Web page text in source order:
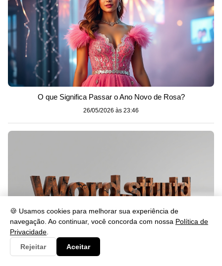
🍪 Usamos cookies para melhorar sua experiência de
navegação. Ao continuar, você concorda com nossa Política de
Privacidade
Rejeitar
Aceitar
O que Significa Passar o Ano Novo de Rosa?
26/05/2026 às 23:46